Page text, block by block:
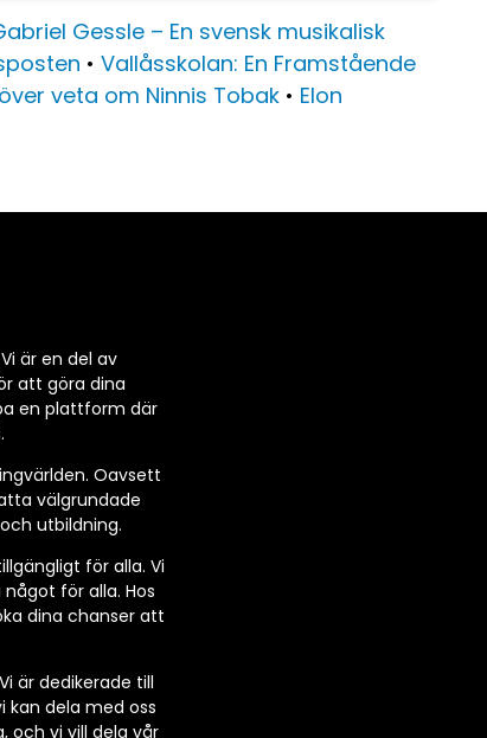
Gessle – En svensk musikalisk
• Vallåsskolan: En Framstående
veta om Ninnis Tobak • Elon
är en del av
att göra dina
en plattform där
Oavsett
välgrundade
utbildning.
för alla. Vi
för alla. Hos
dina chanser att
är dedikerade till
kan dela med oss
och vi vill dela vår